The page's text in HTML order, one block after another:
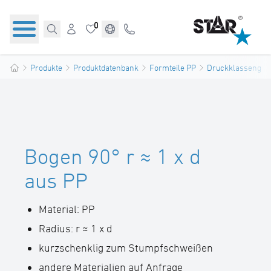
0
Produkte Produktdatenbank Formteile PP
Bogen 90° r ≈ 1 x d
aus PP
Material: PP
Radius: r ≈ 1 x d
kurzschenklig zum Stumpfschweißen
andere Materialien auf Anfrage